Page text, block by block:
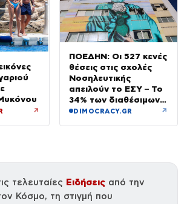
↗
ΠΟΕΔΗΝ: Οι 527 κενές
θέσεις στις σχολές
Νοσηλευτικής
απειλούν το ΕΣΥ – Το
34% των διαθέσιμων
δεν καλύφθηκε
DIMOCRACY.GR ↗
τελευταίες Ειδήσεις από την
Κόσμο, τη στιγμή που